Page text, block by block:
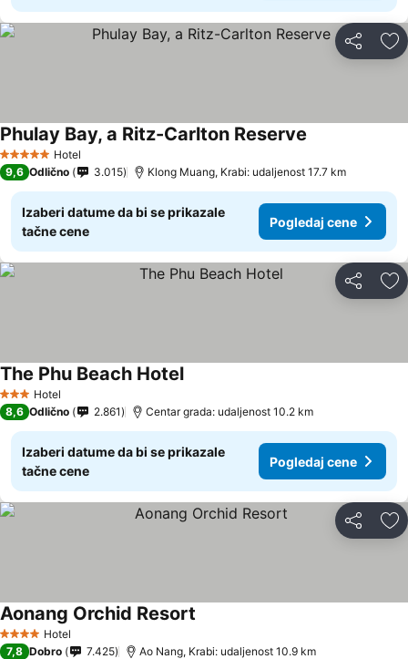
Deli
5 ZvezdiceHotel
Phulay Bay, a Ritz-Carlton Reserve
9,6 Odlično 3.015 Klong Muang, Krabi: udaljenost 17.7 km
Izaberi datume da bi se prikazale
tačne cene
Pogledaj cene
Deli
3 Zvezdice
Hotel
The Phu Beach Hotel
8,6 Odlično 2.861 Centar grada: udaljenost 10.2 km
Izaberi datume da bi se prikazale
tačne cene
Pogledaj cene
Deli
4 ZvezdiceHotel
Aonang Orchid Resort
7,8 Dobro 7.425 Ao Nang, Krabi: udaljenost 10.9 km